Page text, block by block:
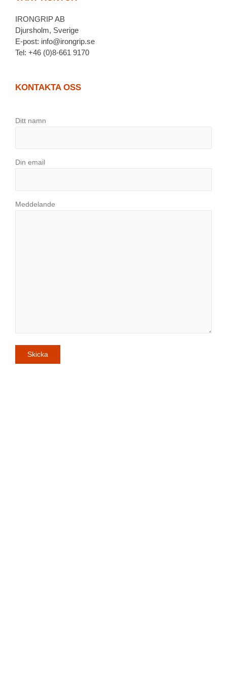
IRONGRIP AB
Djursholm, Sverige
E-post: info@irongrip.se
Tel: +46 (0)8-661 9170
KONTAKTA OSS
Ditt namn
Din email
Meddelande